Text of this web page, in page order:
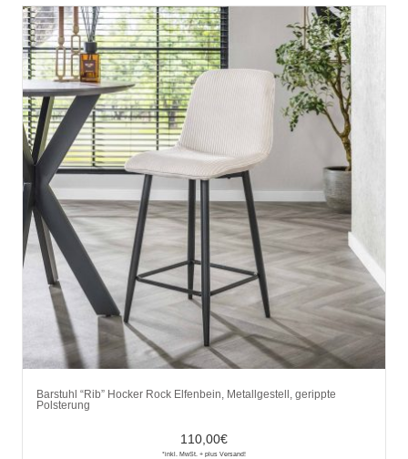
Barstuhl “Rib” Hocker Rock Elfenbein, Metallgestell, gerippte
Polsterung
110,00€
*inkl. MwSt. + plus Versand!